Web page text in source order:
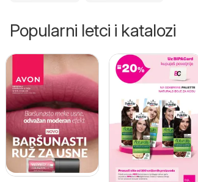
Popularni letci i katalozi